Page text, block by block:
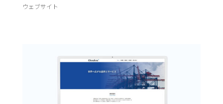
ウェブサイト